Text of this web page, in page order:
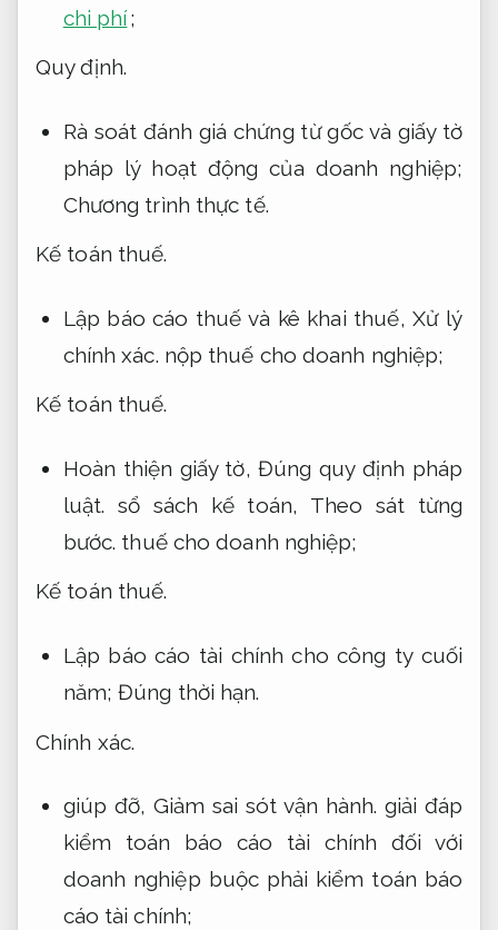
chi phí;
Quy định.
Rà soát đánh giá chứng từ gốc và giấy tờ
pháp lý hoạt động của doanh nghiệp;
Chương trình thực tế.
Kế toán thuế.
Lập báo cáo thuế và kê khai thuế,Xử lý
chính xác. nộp thuế cho doanh nghiệp;
Kế toán thuế.
Hoàn thiện giấy tờ,Đúng quy định pháp
luật. sổ sách kế toán, Theo sát từng
bước. thuế cho doanh nghiệp;
Kế toán thuế.
Lập báo cáo tài chính cho công ty cuối
năm;Đúng thời hạn.
Chính xác.
giúp đỡ, Giảm sai sót vận hành. giải đáp
kiểm toán báo cáo tài chính đối với
doanh nghiệp buộc phải kiểm toán báo
cáo tài chính;